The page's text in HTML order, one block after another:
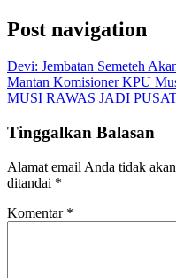
Post navigation
Devi: Jembatan Semeteh
Mantan Komisioner KPU
MUSI RAWAS JADI
Tinggalkan Balasan
Alamat email Anda tidak
ditandai *
Komentar *